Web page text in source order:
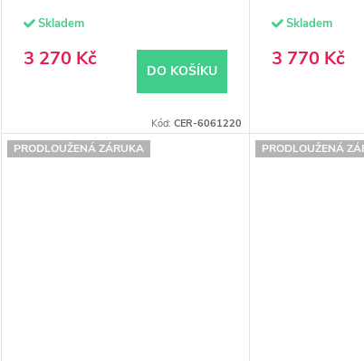
ů
Skladem
3 270 Kč
DO KOŠÍKU
Kód:CER-6061220
Skladem
3 770 Kč
PRODLOUŽENÁ ZÁRUKA PRODLOUŽENÁ